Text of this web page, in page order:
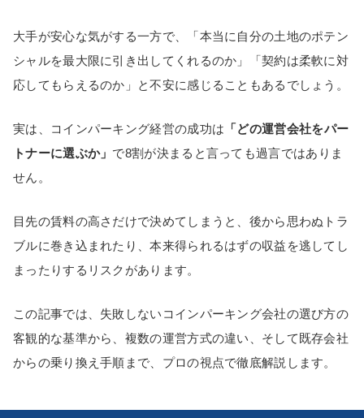
大手が安心な気がする一方で、「本当に自分の土地のポテン
シャルを最大限に引き出してくれるのか」「契約は柔軟に対
応してもらえるのか」と不安に感じることもあるでしょう。
実は、コインパーキング経営の成功は 「どの運営会社をパー
トナーに選ぶか」 で8割が決まると言っても過言ではありま
せん。
目先の賃料の高さだけで決めてしまうと、後から思わぬトラ
ブルに巻き込まれたり、本来得られるはずの収益を逃してし
まったりするリスクがあります。
この記事では、失敗しないコインパーキング会社の選び方の
客観的な基準から、複数の運営方式の違い、そして既存会社
からの乗り換え手順まで、プロの視点で徹底解説します。